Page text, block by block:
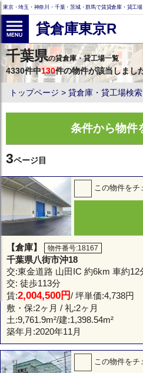
東京・埼玉・神奈川・千葉・茨城・群馬で賃貸倉庫・貸工
貸倉庫東京R
千葉県の貸倉庫・貸工場一覧
4330件中130件の物件が該当しまし
トップページ 貸倉庫・貸工場検索
条件から物件
3ページ目
この物件をチ
【倉庫】 物件番号:18167
千葉県八街市沖18
交:東金道路 山田IC 約6km 車約12
交: 徒歩113分
賃:2,004,500円/ 坪単価:4,738円
敷・保:2ヶ月 / 礼:2ヶ月
土:9,761.9m²/建:1,398.54m²
築年月:2020年11月
この物件をチ